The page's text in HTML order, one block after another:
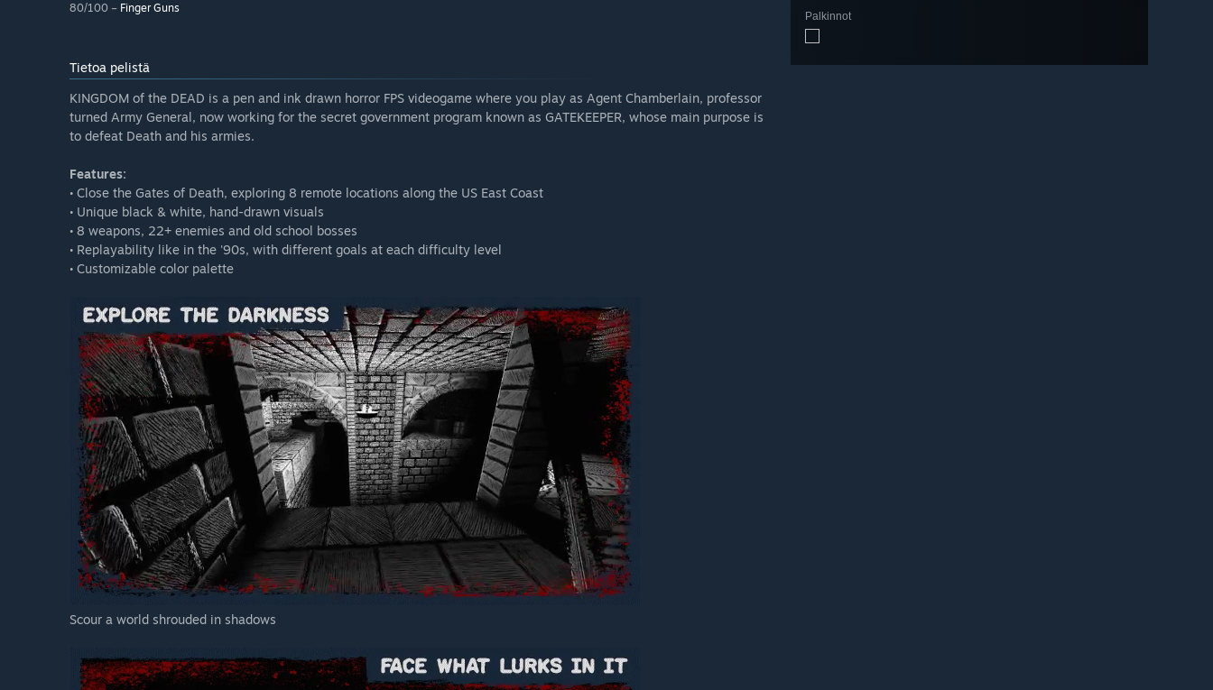
Palkinnot
80/100 – Finger Guns
Tietoa pelistä
KINGDOM of the DEAD is a pen and ink drawn horror FPS videogame where you play as Agent Chamberlain, professor
turned Army General, now working for the secret government program known as GATEKEEPER, whose main purpose is
to defeat Death and his armies.
Features:
• Close the Gates of Death, exploring 8 remote locations along the US East Coast
• Unique black & white, hand-drawn visuals
• 8 weapons, 22+ enemies and old school bosses
• Replayability like in the '90s, with different goals at each difficulty level
• Customizable color palette
Scour a world shrouded in shadows